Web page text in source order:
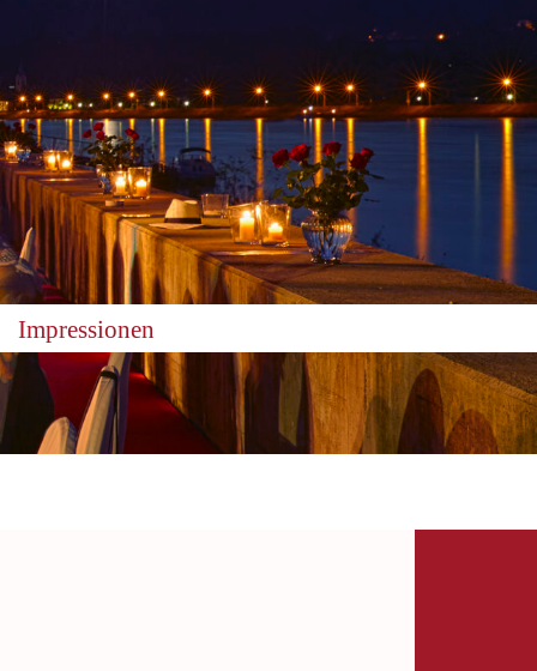
Impressionen